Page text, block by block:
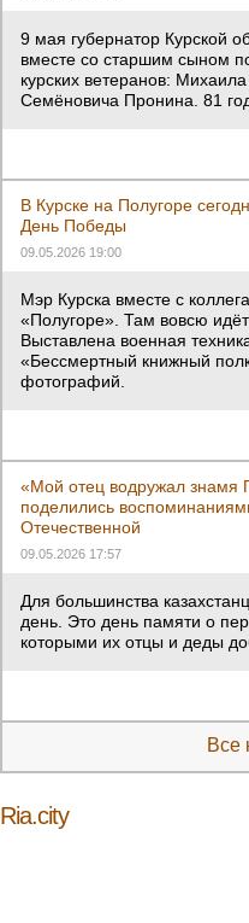
9 мая губернатор Курской
вместе со старшим сыном
курских ветеранов:
Семёновича Пронина. 81
В Курске на Полугоре
День Победы
09.05.2026 19:00
Мэр Курска вместе с
«Полугоре». Там вовсю
Выставлена военная
«Бессмертный книжный
фотографий.
«Мой отец водружал знамя
поделились
Отечественной
09.05.2026 17:57
Для большинства
день. Это день памяти о
которыми их отцы и деды
Все
Ria.city